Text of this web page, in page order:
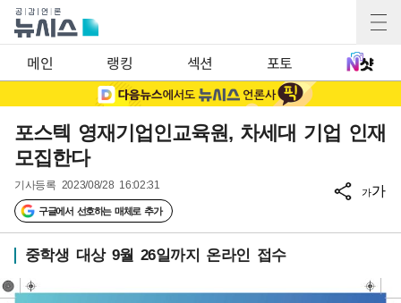
메인 랭킹 섹션 포토
포스텍 영재기업인교육원, 차세대 기업 인재
모집한다
기사등록 2023/08/28 16:02:31
구글에서 선호하는 매체로 추가
가가
중학생 대상 9월 26일까지 온라인 접수